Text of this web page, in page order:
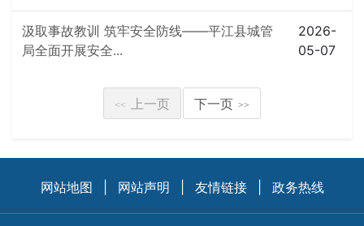
汲取事故教训 筑牢安全防线——平江县城管
局全面开展安全...
2026-
05-07
<< 上一页 下一页 >>
网站地图 网站声明 友情链接 政务热线